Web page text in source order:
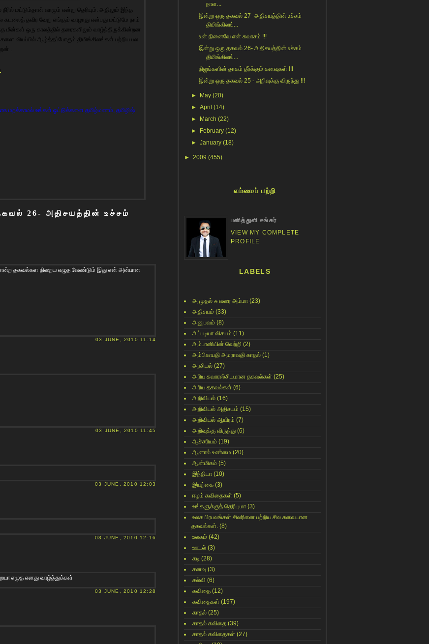
மட்டும்தான் வாழும் என்று தெரியும். அதிலும் இந்த
தவிர வேறு எங்கும் வாழாது என்பது மட்டுமே நாம்
ஒரு காலத்தில் தரைகளிலும் வாழ்ந்திருக்கின்றன
வியப்பில் ஆழ்த்தப்போகும் திமிங்கிலங்கள் பற்றிய பல
.
மறக்காமல் உங்கள் ஓட்டுக்களை தமிழ்மணம், தமிழிஷ்
26- அதிசயத்தின் உச்சம்
தகவல்கள நிறைய எழுத வேண்டும் இது என் அன்பான
03 JUNE, 2010 11:14
03 JUNE, 2010 11:45
03 JUNE, 2010 12:03
03 JUNE, 2010 12:16
எழுத எனது வாழ்த்துக்கள்
03 JUNE, 2010 12:28
நாள...
இன்று ஒரு தகவல் 27- அதிசயத்தின் உச்சம்
திமிங்கிலங்...
உன் நினைவே என் சுவாசம் !!!
இன்று ஒரு தகவல் 26- அதிசயத்தின் உச்சம்
திமிங்கிலங்...
நிஜங்களின் தாகம் தீர்க்கும் கனவுகள் !!!
இன்று ஒரு தகவல் 25 - அறிவுக்கு விருந்து !!!
► May (20)
►April (14)
►
March (22)
►
February (12)
►January (18)
► 2009 (455)
எம்மைப் பற்றி
பனித்துளி சங்கர்
VIEW MY COMPLETE
PROFILE
LABELS
அ முதல் ஃ வரை அம்மா (23)
அதிசயம் (33)
அனுபவம் (8)
அப்படியா விசயம் (11)
அம்பானியின் வெற்றி (2)
அம்பிகாபதி அமராவதி காதல் (1)
அரசியல் (27)
அரிய சுவாரஸ்சியமான தகவல்கள் (25)
அரிய தகவல்கள் (6)
அறிவியல் (16)
அறிவியல் அதிசயம் (15)
அறிவியல் ஆயிரம் (7)
அறிவுக்கு விருந்து (6)
ஆச்சரியம் (19)
ஆனால் உண்மை (20)
ஆன்மிகம் (5)
இந்தியா (10)
இயற்கை (3)
ஈழம் கவிதைகள் (5)
உங்களுக்குத் தெரியுமா (3)
உலக பிரபலங்கள் சிலரினை பற்றிய சில சுவையான
தகவல்கள். (8)
உலகம் (42)
ஊடல் (3)
கடி (28)
கனவு (3)
கல்வி (6)
கவிதை (12)
கவிதைகள் (197)
காதல் (25)
காதல் கவிதை (39)
காதல் கவிதைகள் (27)